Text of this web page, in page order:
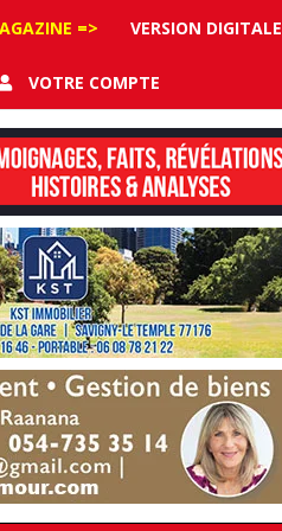
=> VERSION DIGITALE
VOTRE COMPTE